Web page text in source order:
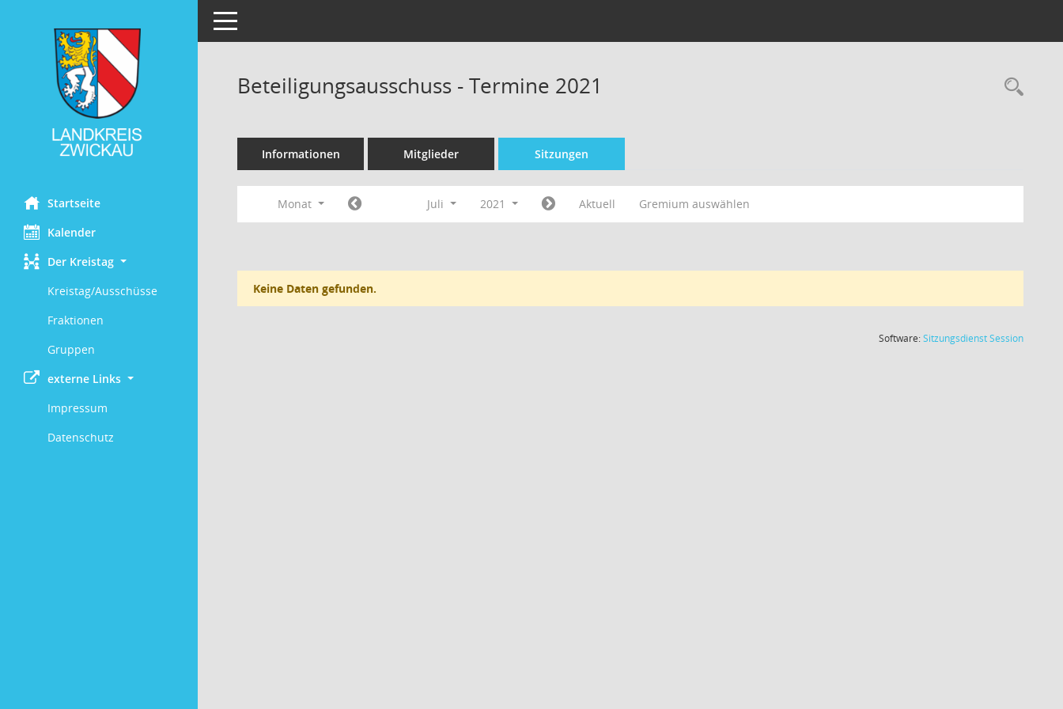
Startseite
Kalender
Der Kreistag
Kreistag/Ausschüsse
Fraktionen
Gruppen
externe Links
Impressum
Datenschutz
Toggle navigation
Beteiligungsausschuss - Termine 2021
Informationen Mitglieder Sitzungen
Monat Juli 2021 Aktuell Gremium auswählen
Keine Daten gefunden.
Software:SitzungsdienstSession(Wird in